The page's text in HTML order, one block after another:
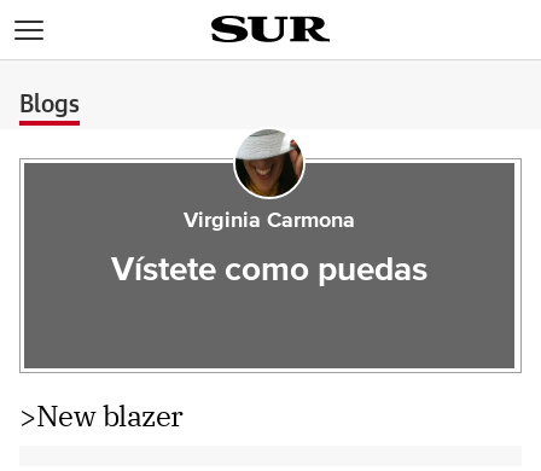
Blogs
Virginia Carmona
Vístete como puedas
>New blazer